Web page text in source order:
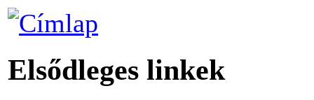
Elsődleges linkek